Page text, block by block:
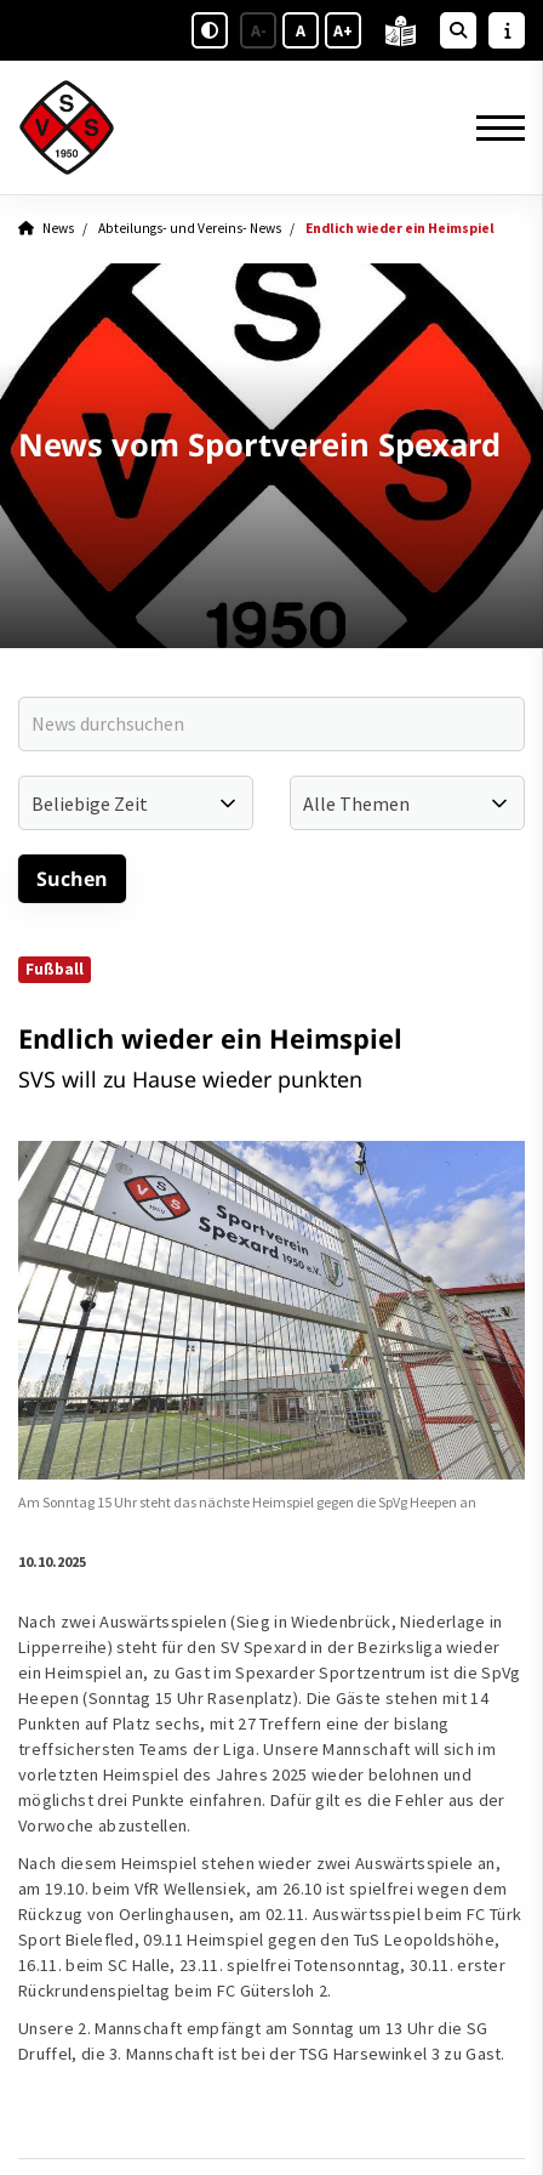
A- A A+
News Abteilungs- und Vereins- News Endlich wieder ein Heimspiel
News vom Sportverein Spexard
Fußball
Endlich wieder ein Heimspiel
SVS will zu Hause wieder punkten
Am Sonntag 15 Uhr steht das nächste Heimspiel gegen die SpVg Heepen an
10.10.2025
Nach zwei Auswärtsspielen (Sieg in Wiedenbrück, Niederlage in
Lipperreihe) steht für den SV Spexard in der Bezirksliga wieder
ein Heimspiel an, zu Gast im Spexarder Sportzentrum ist die SpVg
Heepen (Sonntag 15 Uhr Rasenplatz). Die Gäste stehen mit 14
Punkten auf Platz sechs, mit 27 Treffern eine der bislang
treffsichersten Teams der Liga. Unsere Mannschaft will sich im
vorletzten Heimspiel des Jahres 2025 wieder belohnen und
möglichst drei Punkte einfahren. Dafür gilt es die Fehler aus der
Vorwoche abzustellen.
Nach diesem Heimspiel stehen wieder zwei Auswärtsspiele an,
am 19.10. beim VfR Wellensiek, am 26.10 ist spielfrei wegen dem
Rückzug von Oerlinghausen, am 02.11. Auswärtsspiel beim FC Türk
Sport Bielefled, 09.11 Heimspiel gegen den TuS Leopoldshöhe,
16.11. beim SC Halle, 23.11. spielfrei Totensonntag, 30.11. erster
Rückrundenspieltag beim FC Gütersloh 2.
Unsere 2. Mannschaft empfängt am Sonntag um 13 Uhr die SG
Druffel, die 3. Mannschaft ist bei der TSG Harsewinkel 3 zu Gast.